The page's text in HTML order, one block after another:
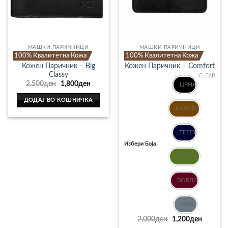
on
page
МАШКИ ПАРИЧНИЦИ
100% Квалитетна Кожа
Кожен Паричник – Big
Classy
2,500ден
Original
was:
2,500ден.
1,800денCurrent
is:
1,800ден.
ДОДАЈ ВО КОШНИЧКА
МАШКИ ПАРИЧНИЦИ
100% Квалитетна Кожа
Кожен Паричник – Comfort
Избери Боја
ЦРНА
КАФEВА
ТЕГЕТ
ЗЕЛЕНА
БОРДО
СИВА
CLEAR
2,000ден
Original
1,200денCurrent